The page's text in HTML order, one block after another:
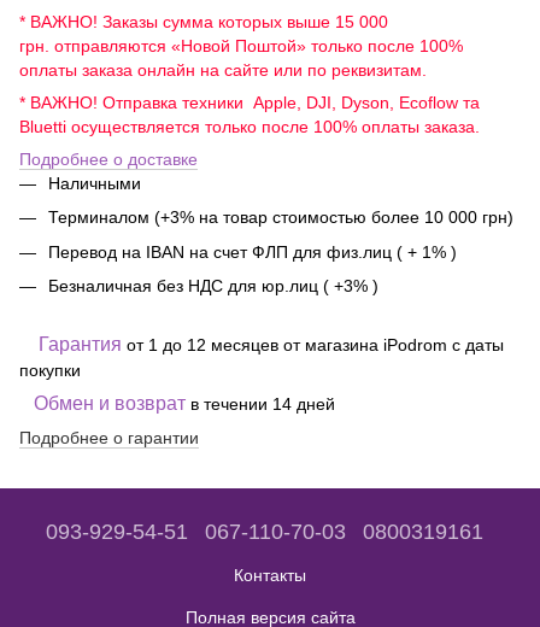
* ВАЖНО! Заказы сумма которых выше 15 000
грн. отправляются «Новой Поштой» только после 100%
оплаты заказа онлайн на сайте или по реквизитам.
* ВАЖНО! Отправка техники Apple, DJI, Dyson, Ecoflow та
Bluetti осуществляется только после 100% оплаты заказа.
Подробнее о доставке
Наличными
Терминалом (+3% на товар стоимостью более 10 000 грн)
Перевод на IBAN на счет ФЛП для физ.лиц ( + 1% )
Безналичная без НДС для юр.лиц ( +3% )
Гарантия от 1 до 12 месяцев от магазина iPodrom с даты
покупки
Обмен и возврат в течении 14 дней
Подробнее о гарантии
093-929-54-51 067-110-70-03 0800319161
Контакты
Полная версия сайта